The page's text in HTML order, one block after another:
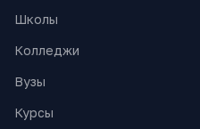
Школы
Колледжи
Вузы
Курсы